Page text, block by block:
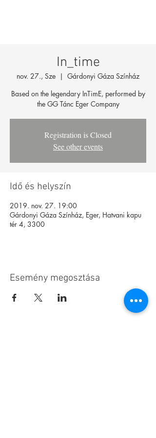
In_time
nov. 27., Sze
  |
Gárdonyi Gáza Színház
Based on the legendary InTimE, performed by
the GG Tánc Eger Company
Registration is Closed
See other events
Idő és helyszín
2019. nov. 27. 19:00
Gárdonyi Gáza Színház, Eger, Hatvani kapu
tér 4, 3300
Esemény megosztása